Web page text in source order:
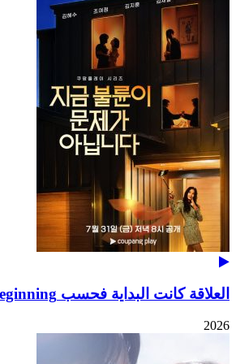
العلاقة كانت البداية فحسب The Affair Was Just The Beginning
2026